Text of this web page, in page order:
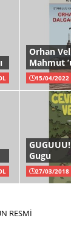
Orhan
Mahmut
15/04/2022
Gugu
27/03/2018
RESMİ